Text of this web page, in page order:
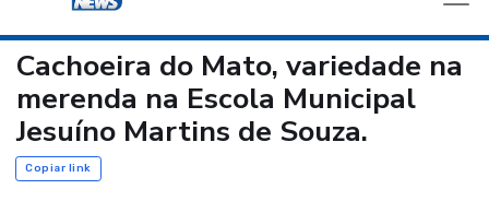
Cachoeira do Mato, variedade na
merenda na Escola Municipal
Jesuíno Martins de Souza.
Copiar link